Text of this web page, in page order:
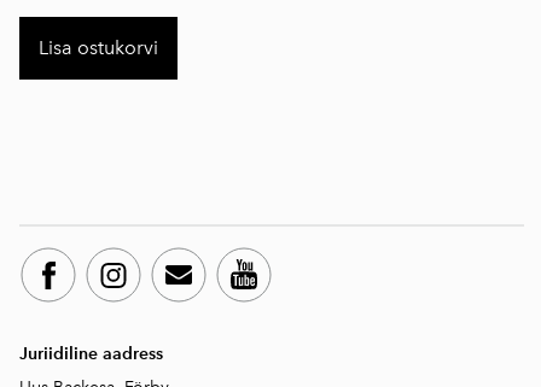
Lisa ostukorvi
Juriidiline aadress